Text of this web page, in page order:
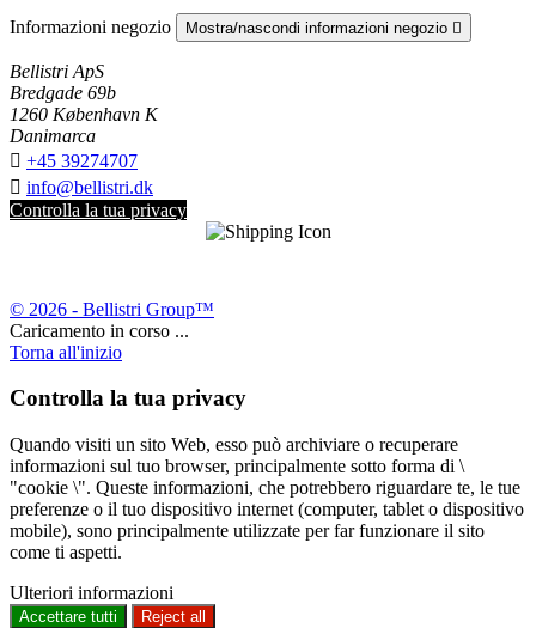
Informazioni negozio Mostra/nascondi informazioni negozio 
Bellistri ApS
Bredgade 69b
1260 København K
Danimarca
 +45 39274707
 info@bellistri.dk
Controlla la tua privacy
© 2026 - Bellistri Group™
Caricamento in corso ...
Torna all'inizio
Controlla la tua privacy
Quando visiti un sito Web, esso può archiviare o recuperare
informazioni sul tuo browser, principalmente sotto forma di \
"cookie \". Queste informazioni, che potrebbero riguardare te, le tue
preferenze o il tuo dispositivo internet (computer, tablet o dispositivo
mobile), sono principalmente utilizzate per far funzionare il sito
come ti aspetti.
Ulteriori informazioni
Accettare tutti Reject all